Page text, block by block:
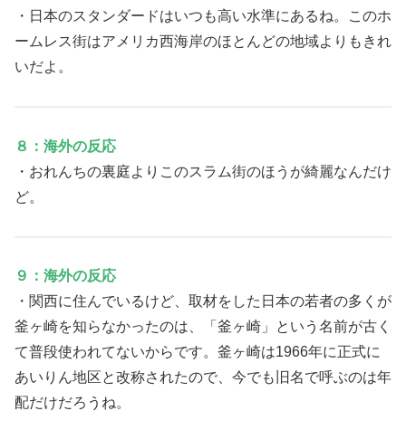
・日本のスタンダードはいつも高い水準にあるね。このホ
ームレス街はアメリカ西海岸のほとんどの地域よりもきれ
いだよ。
８：海外の反応
・おれんちの裏庭よりこのスラム街のほうが綺麗なんだけ
ど。
９：海外の反応
・関西に住んでいるけど、取材をした日本の若者の多くが
釜ヶ崎を知らなかったのは、「釜ヶ崎」という名前が古く
て普段使われてないからです。釜ヶ崎は1966年に正式に
あいりん地区と改称されたので、今でも旧名で呼ぶのは年
配だけだろうね。